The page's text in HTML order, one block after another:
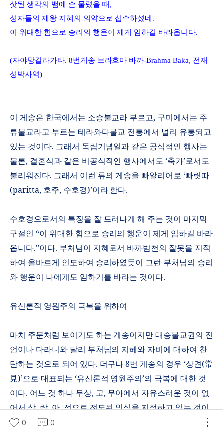
삿된 생각의 뱀에 손 물렸을 때 ,
성자들의 제왕 지혜의 의약으로 섭수하셨네 .
이 위대한 힘으로 승리의 행운이 제게 임하길 바라옵니다.
(자야망갈라가타. 8번게송 브라흐마 바까-Brahma Baka, 전재
성박사역)
이 게송은 한국에서는 소승불교라 부르고, 구미에서는 주
류불교라고 부르는 테라와다불교 전통에서 널리 유통되고
있는 것이다. 그래서 독립기념일과 같은 공식적인 행사는
물론, 결혼식과 같은 비공식적인 행사에서도 ‘축가’로서도
불리워진다. 그래서 이런 류의 게송을 빠알리어로 ‘빠릿따
(paritta, 호주, 수호경)’이라 한다.
수호경으로서의 특징을 잘 드러나게 해 주는 것이 마지막
구절인 “이 위대한 힘으로 승리의 행운이 제게 임하길 바라
옵니다.”이다. 부처님이 지혜로서 바까범천의 잘못을 지적
하여 올바르게 인도하여 승리하였듯이 그런 부처님의 승리
와 행운이 나에게도 임하기를 바라는 것이다.
유신론적 영원주의 극복을 위하여
마치 주문처럼 보이기도 하는 게송이지만 대승불교권의 진
언이나 다라니와 달리 부처님의 지혜와 자비에 대하여 찬
탄하는 것으로 되어 있다. 더구나8번 게송의 경우 ‘상견(常
見)’으로 대표되는 ‘유신론적 영원주의’의 극복에 대한 것
이다. 어느 것 하나 무상, 고, 무아에서 자유스러운 것이 없
어서 상,락,아,정으로 전도된 인식을 지적하고 있는 것이
다. 0 0